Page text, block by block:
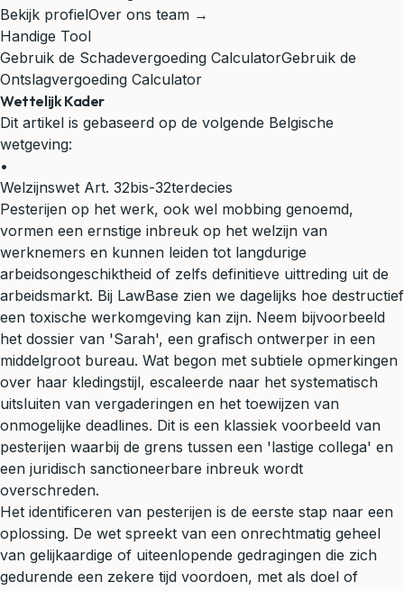
Bekijk profielOver ons team →
Handige Tool
Gebruik de Schadevergoeding CalculatorGebruik de
Ontslagvergoeding Calculator
Wettelijk Kader
Dit artikel is gebaseerd op de volgende Belgische
wetgeving:
•
Welzijnswet Art. 32bis-32terdecies
Pesterijen op het werk, ook wel mobbing genoemd,
vormen een ernstige inbreuk op het welzijn van
werknemers en kunnen leiden tot langdurige
arbeidsongeschiktheid of zelfs definitieve uittreding uit de
arbeidsmarkt. Bij LawBase zien we dagelijks hoe destructief
een toxische werkomgeving kan zijn. Neem bijvoorbeeld
het dossier van 'Sarah', een grafisch ontwerper in een
middelgroot bureau. Wat begon met subtiele opmerkingen
over haar kledingstijl, escaleerde naar het systematisch
uitsluiten van vergaderingen en het toewijzen van
onmogelijke deadlines. Dit is een klassiek voorbeeld van
pesterijen waarbij de grens tussen een 'lastige collega' en
een juridisch sanctioneerbare inbreuk wordt
overschreden.
Het identificeren van pesterijen is de eerste stap naar een
oplossing. De wet spreekt van een onrechtmatig geheel
van gelijkaardige of uiteenlopende gedragingen die zich
gedurende een zekere tijd voordoen, met als doel of